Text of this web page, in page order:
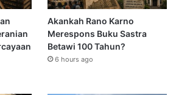
Akankah Rano Karno
Merespons Buku Sastra
Betawi 100 Tahun?
6 hours ago